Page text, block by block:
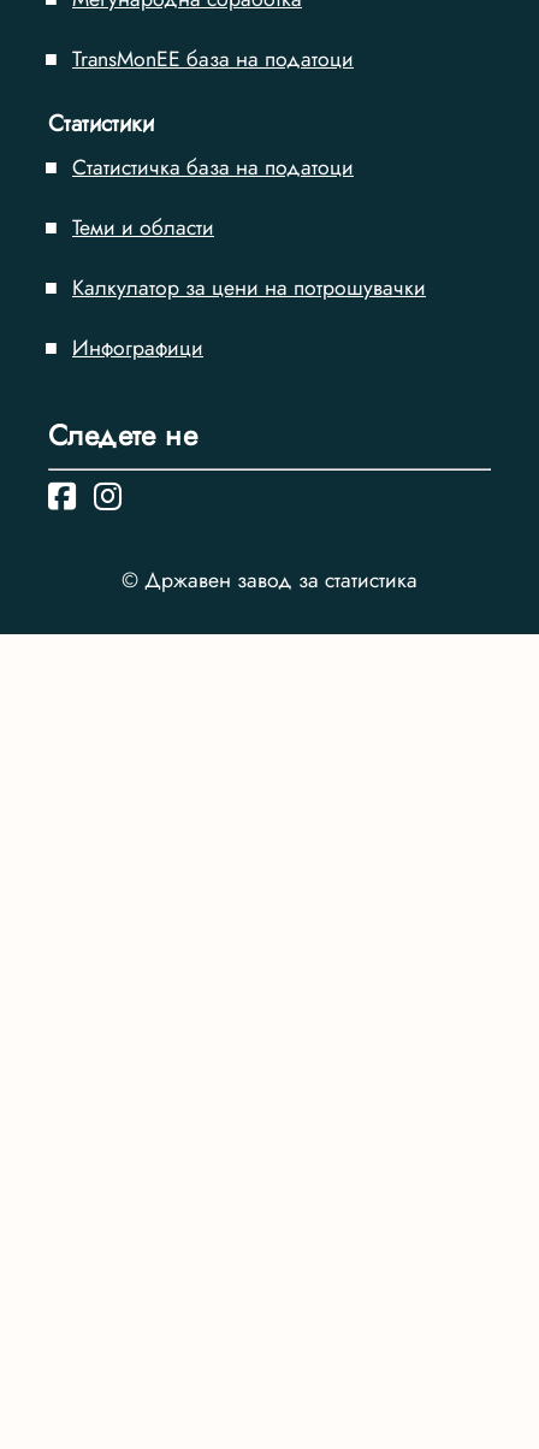
TransMonEE база на податоци
Статистики
Статистичка база на податоци
Теми и области
Калкулатор за цени на потрошувачки
Инфографици
Следете нe
© Државен завод за статистика